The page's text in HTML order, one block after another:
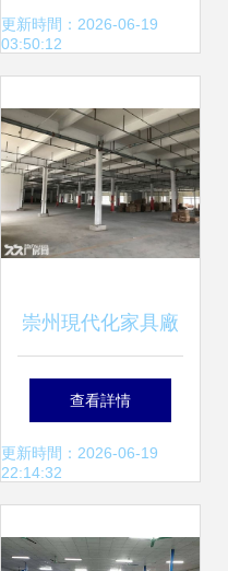
氣設計與安裝服務
更新時間：2026-06-19
03:50:12
崇州現代化家具廠
房出租 帶環保油漆
指標，水電氣三
查看詳情
更新時間：2026-06-19
22:14:32